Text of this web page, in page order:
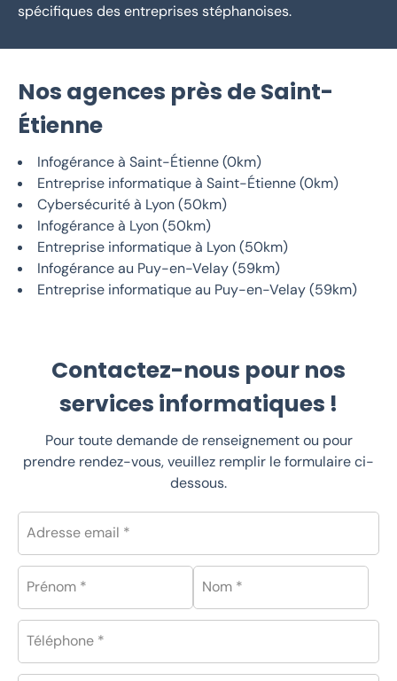
spécifiques des entreprises stéphanoises.
Nos agences près de Saint-
Étienne
Infogérance à Saint-Étienne (0km)
Entreprise informatique à Saint-Étienne (0km)
Cybersécurité à Lyon (50km)
Infogérance à Lyon (50km)
Entreprise informatique à Lyon (50km)
Infogérance au Puy-en-Velay (59km)
Entreprise informatique au Puy-en-Velay (59km)
Contactez-nous pour nos
services informatiques !
Pour toute demande de renseignement ou pour
prendre rendez-vous, veuillez remplir le formulaire ci-
dessous.
Adresse email *
Prénom * Nom *
Téléphone *